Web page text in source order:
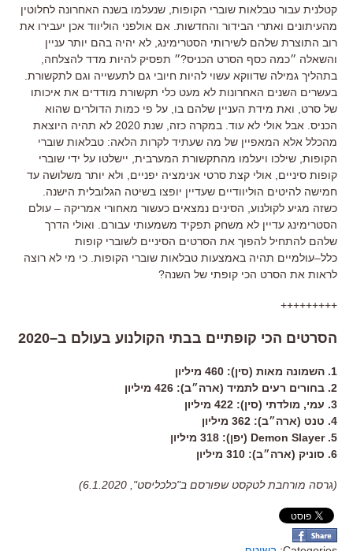
קטלנית עבור טבלאות שוברי הקופות שנעלמו בשנה האחרונה לחלוטין
מהעיתונים ואתרי הבידור והחדשות אם אולפני הוליווד אכן יעבירו את
רוב התוצרת שלהם לשירותי הסטרימינג לא יהיה בהם יותר עניין
והשאלה ״כמה כסף הסרט הכניס?״ תפסיק להיות מדד להצלחה
בתהליך גמילה שדווקא עשוי להיות חיובי גם לתעשייה וגם לתקשורת
בעשרים השנים האחרונות לא מעט כלי תקשורת מודדים את איכותו
של סרט
ואת מידת העניין שלהם בו על פי כמות הדולרים שהוא
הכניס אבל אולי לא עוד במקרה כזה שנת 2020 לא תהיה היוצאת
מהכלל אלא המאפיין של מה שעתיד לקרות הלאה: טבלאות שוברי
הקופות שילכו ויעלמו מהתקשורת המערבית יישלטו על ידי שוברי
קופות סיניים
אולי קצת סרטי אנימציה יפניים
ולא יותר משלושה עד
חמישה להיטים הוליוודיים שעדיין יופצו בשיטה הגלובלית הישנה
כשזה מגיע לקולנוע הסינים נמצאים כעשור מאחורי אמריקה – עולם
הסטרימינג עדיין לא משחק תפקיד משמעותי עבורם
ואולי הדרך
שלהם להתחיל להפוך את הסרטים הסיניים לשוברי קופות
כלל–עולמיים תהיה באמצעות טבלאות שוברי הקופות כי מי לא רוצה
לראות את הסרט הכי קופתי של השנה?
+++++++++
הסרטים הכי קופתיים בבתי הקולנוע בעולם ב–
2020
1
. השמונה מאות (סין):
460 מיליון
2
. בחורים רעים לתמיד (ארה״ב):
426 מיליון
3
. עמי, מולדתי (סין):
422 מיליון
4
. טנט (ארה״ב):
362 מיליון
5
. Demon Slayer
(יפן):
318 מיליון
6
. סוניק (ארה״ב):
310 מיליון
(גרסה מורחבת לטקסט שפורסם ב"כלכליסט", 6.1.2020)